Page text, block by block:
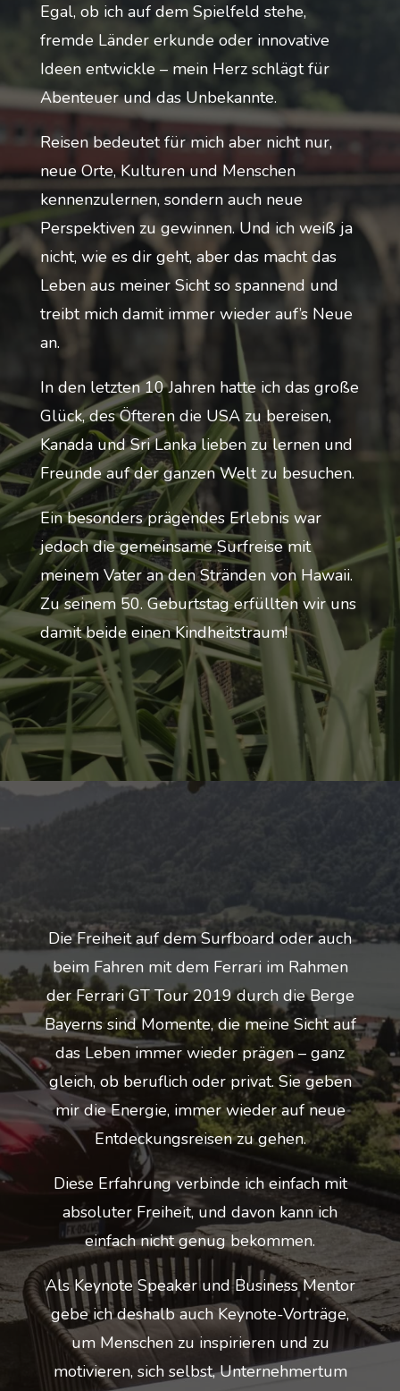
Egal, ob ich auf dem Spielfeld stehe,
fremde Länder erkunde oder innovative
Ideen entwickle – mein Herz schlägt für
Abenteuer und das Unbekannte.
Reisen bedeutet für mich aber nicht nur,
neue Orte, Kulturen und Menschen
kennenzulernen, sondern auch neue
Perspektiven zu gewinnen. Und ich weiß ja
nicht, wie es dir geht, aber das macht das
Leben aus meiner Sicht so spannend und
treibt mich damit immer wieder auf’s Neue
an.
In den letzten 10 Jahren hatte ich das große
Glück, des Öfteren die USA zu bereisen,
Kanada und Sri Lanka lieben zu lernen und
Freunde auf der ganzen Welt zu besuchen.
Ein besonders prägendes Erlebnis war
jedoch die gemeinsame Surfreise mit
meinem Vater an den Stränden von Hawaii.
Zu seinem 50. Geburtstag erfüllten wir uns
damit beide einen Kindheitstraum!
Die Freiheit auf dem Surfboard oder auch
beim Fahren mit dem Ferrari im Rahmen
der Ferrari GT Tour 2019 durch die Berge
Bayerns sind Momente, die meine Sicht auf
das Leben immer wieder prägen – ganz
gleich, ob beruflich oder privat. Sie geben
mir die Energie, immer wieder auf neue
Entdeckungsreisen zu gehen.
Diese Erfahrung verbinde ich einfach mit
absoluter Freiheit, und davon kann ich
einfach nicht genug bekommen.
Als Keynote Speaker und Business Mentor
gebe ich deshalb auch Keynote-Vorträge,
um Menschen zu inspirieren und zu
motivieren, sich selbst, Unternehmertum